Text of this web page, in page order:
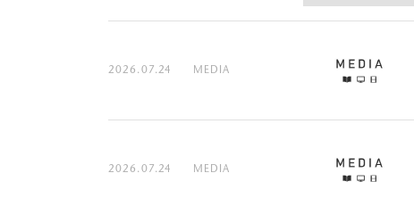
2026.07.24 MEDIA
2026.07.24 MEDIA